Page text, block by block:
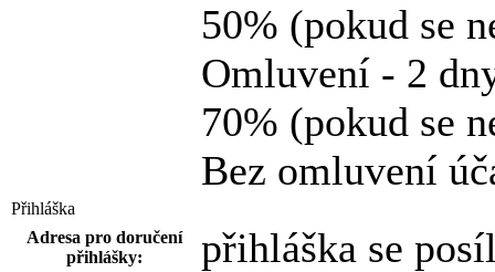
50% (pokud se
Omluvení - 2
70% (pokud se
Bez omluvení
Přihláška
Adresa pro doručení
přihlášky:
přihláška se